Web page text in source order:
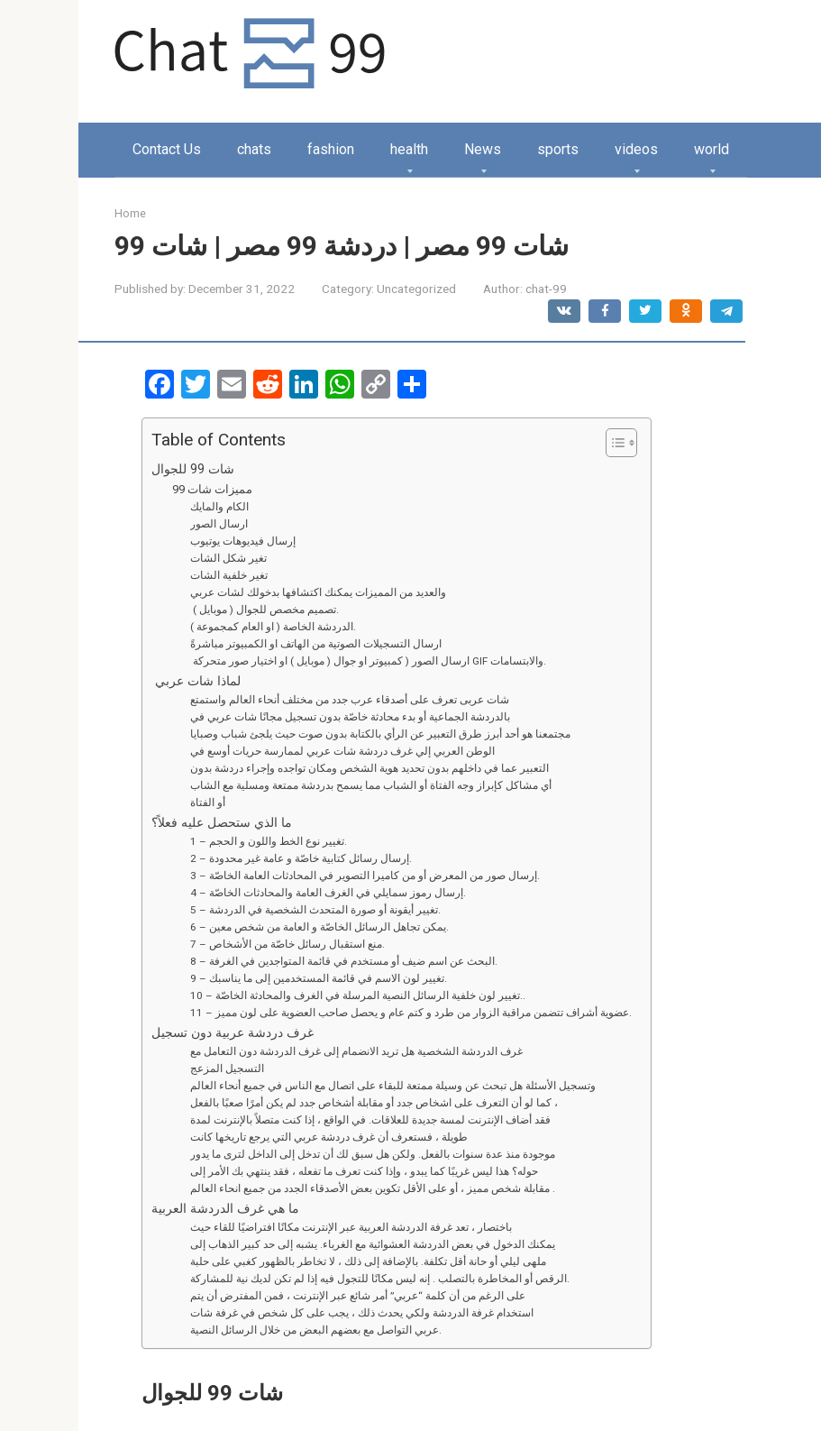
Contact Us chats fashion health News sports videos world
Home
شات 99 مصر | دردشة 99 مصر | شات 99
Published by: December 31, 2022 Category: Uncategorized Author: chat-99
F
a
ce
b
o
T
wi
tt
er
E
m
ail
R
e
d
Li
n
W
h
C
o
h
Table of Contents
شات 99 للجوال
مميزات شات 99
الكام والمايك
ارسال الصور
إرسال فيديوهات يوتيوب
تغير شكل الشات
تغير خلفية الشات
والعديد من المميزات يمكنك اكتشافها بدخولك لشات عربي
تصميم مخصص للجوال ( موبايل ).
الدردشة الخاصة ( او العام كمجموعة ).
ارسال التسجيلات الصوتية من الهاتف او الكمبيوتر مباشرةً
ارسال الصور ( كمبيوتر او جوال ( موبايل ) او اختيار صور متحركة GIF والابتسامات.
لماذا شات عربي
شات عربى تعرف على أصدقاء عرب جدد من مختلف أنحاء العالم واستمتع
بالدردشة الجماعية أو بدء محادثة خاصّة بدون تسجيل مجانًا شات عربي في
مجتمعنا هو أحد أبرز طرق التعبير عن الرأي بالكتابة بدون صوت حيث يلجئ شباب وصبايا
الوطن العربي إلي غرف دردشة شات عربي لممارسة حريات أوسع في
التعبير عما في داخلهم بدون تحديد هوية الشخص ومكان تواجده وإجراء دردشة بدون
أي مشاكل كإبراز وجه الفتاة أو الشباب مما يسمح بدردشة ممتعة ومسلية مع الشاب
أو الفتاة
ما الذي ستحصل عليه فعلاً؟
1 – تغيير نوع الخط واللون و الحجم.
2 – إرسال رسائل كتابية خاصّة و عامة غير محدودة.
3 – إرسال صور من المعرض أو من كاميرا التصوير في المحادثات العامة الخاصّة.
4 – إرسال رموز سمايلي في الغرف العامة والمحادثات الخاصّة.
5 – تغيير أيقونة أو صورة المتحدث الشخصية في الدردشة.
6 – يمكن تجاهل الرسائل الخاصّة و العامة من شخص معين.
7 – منع استقبال رسائل خاصّة من الأشخاص.
8 – البحث عن اسم ضيف أو مستخدم في قائمة المتواجدين في الغرفة.
9 – تغيير لون الاسم في قائمة المستخدمين إلى ما يناسبك.
10 – تغيير لون خلفية الرسائل النصية المرسلة في الغرف والمحادثة الخاصّة..
11 – عضوية أشراف تتضمن مراقبة الزوار من طرد و كتم عام و يحصل صاحب العضوية على لون مميز.
غرف دردشة عربية دون تسجيل
غرف الدردشة الشخصية هل تريد الانضمام إلى غرف الدردشة دون التعامل مع
التسجيل المزعج
وتسجيل الأسئلة هل تبحث عن وسيلة ممتعة للبقاء على اتصال مع الناس في جميع أنحاء العالم
كما لو أن التعرف على اشخاص جدد أو مقابلة أشخاص جدد لم يكن أمرًا صعبًا بالفعل ،
فقد أضاف الإنترنت لمسة جديدة للعلاقات. في الواقع ، إذا كنت متصلاً بالإنترنت لمدة
طويلة ، فستعرف أن غرف دردشة عربي التي يرجع تاريخها كانت
موجودة منذ عدة سنوات بالفعل. ولكن هل سبق لك أن تدخل إلى الداخل لترى ما يدور
حوله؟ هذا ليس غريبًا كما يبدو ، وإذا كنت تعرف ما تفعله ، فقد ينتهي بك الأمر إلى
مقابلة شخص مميز ، أو على الأقل تكوين بعض الأصدقاء الجدد من جميع انحاء العالم .
ما هي غرف الدردشة العربية
باختصار ، تعد غرفة الدردشة العربية عبر الإنترنت مكانًا افتراضيًا للقاء حيث
يمكنك الدخول في بعض الدردشة العشوائية مع الغرباء. يشبه إلى حد كبير الذهاب إلى
ملهى ليلي أو حانة أقل تكلفة. بالإضافة إلى ذلك ، لا تخاطر بالظهور كغبي على حلبة
الرقص أو المخاطرة بالتصلب . إنه ليس مكانًا للتجول فيه إذا لم تكن لديك نية للمشاركة.
على الرغم من أن كلمة “عربي” أمر شائع عبر الإنترنت ، فمن المفترض أن يتم
استخدام غرفة الدردشة ولكي يحدث ذلك ، يجب على كل شخص في غرفة شات
عربي التواصل مع بعضهم البعض من خلال الرسائل النصية.
شات 99 للجوال